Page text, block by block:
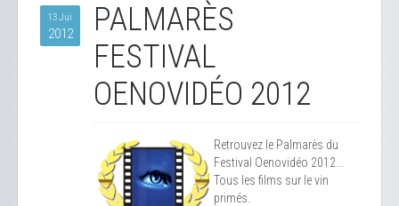
13 Jui
2012
PALMARÈS
FESTIVAL
OENOVIDÉO 2012
Retrouvez le Palmarès du
Festival Oenovidéo 2012...
Tous les films sur le vin
primés.